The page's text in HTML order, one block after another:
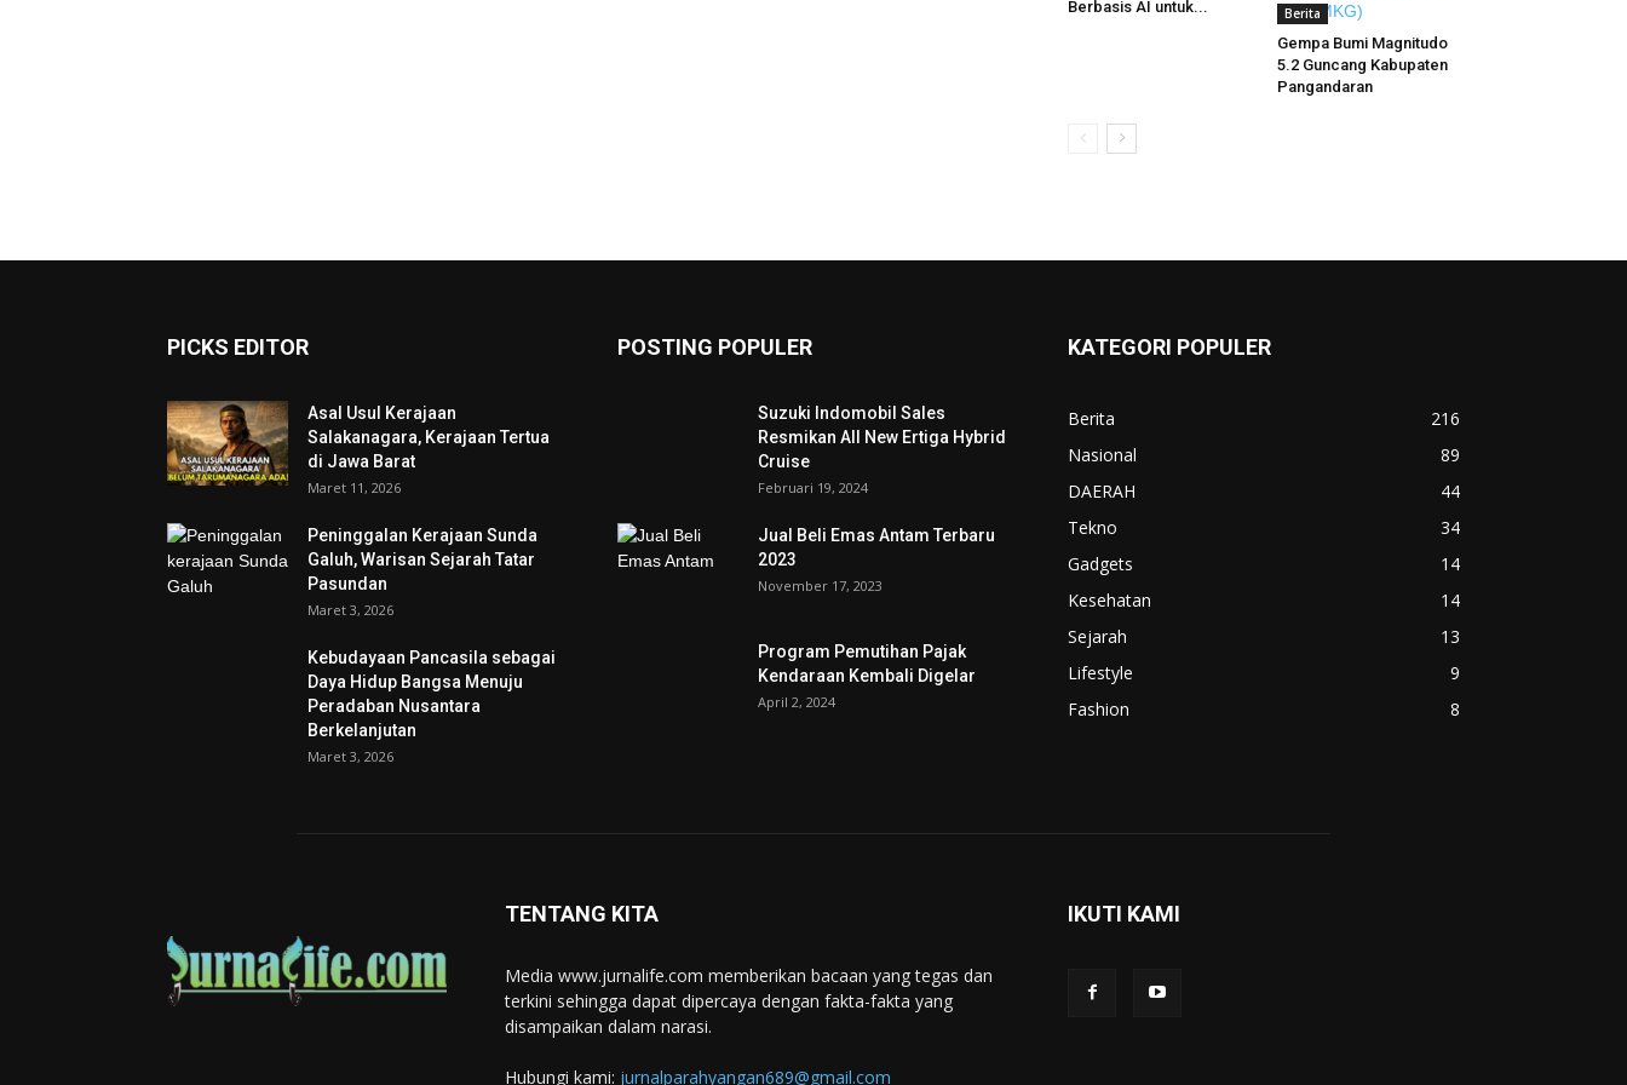
Berbasis AI untuk...
Berita
Gempa Bumi Magnitudo
5.2 Guncang Kabupaten
Pangandaran
PICKS EDITOR
Asal Usul Kerajaan
Salakanagara, Kerajaan Tertua
di Jawa Barat
Maret 11, 2026
Peninggalan Kerajaan Sunda
Galuh, Warisan Sejarah Tatar
Pasundan
Maret 3, 2026
Kebudayaan Pancasila sebagai
Daya Hidup Bangsa Menuju
Peradaban Nusantara
Berkelanjutan
Maret 3, 2026
POSTING POPULER
Suzuki Indomobil Sales
Resmikan All New Ertiga Hybrid
Cruise
Februari 19, 2024
Jual Beli Emas Antam Terbaru
2023
November 17, 2023
Program Pemutihan Pajak
Kendaraan Kembali Digelar
April 2, 2024
KATEGORI POPULER
Berita
216
Nasional
89
DAERAH
44
Tekno
34
Gadgets
14
Kesehatan
14
Sejarah
13
Lifestyle
9
Fashion
8
TENTANG KITA
Media www.jurnalife.com memberikan bacaan yang tegas dan
terkini sehingga dapat dipercaya dengan fakta-fakta yang
disampaikan dalam narasi.
Hubungi kami: jurnalparahyangan689@gmail.com
IKUTI KAMI